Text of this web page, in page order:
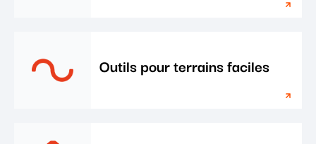
Outils pour terrains faciles